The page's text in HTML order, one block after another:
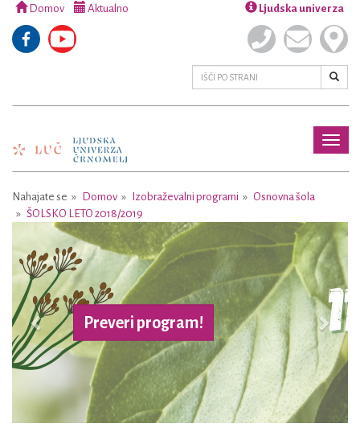
Domov Aktualno Ljudska univerza
Nahajate se Domov Izobraževalni programi
Osnovna šola
ŠOLSKO LETO 2018/2019
Preveri program!
Previous Next